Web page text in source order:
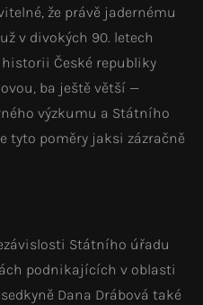
že právě jadernému
v divokých 90. letech
České republiky
ba ještě větší —
výzkumu a Státního
tyto poměry jaksi zázračně
Státního úřadu
podnikajících v oblasti
Dana Drábová také